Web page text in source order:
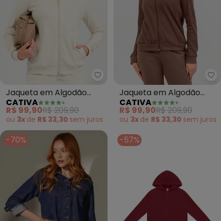
Cativa - Jaqueta em Algodão
Jaqueta em Algodão
(Bege)
CATIVA
R$ 99,90R$ 209,90
ou 3x de R$ 33,30 sem juros
Jaqueta em Algodão
(Marrom)
CATIVA
R$ 99,90R$ 209,90
ou 3x de R$ 33,30 sem juros
-70% -57%